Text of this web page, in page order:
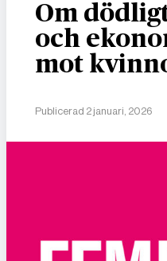
Om
och
mot
Publicerad 2 januari, 2026